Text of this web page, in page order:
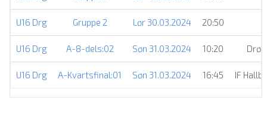
U16 Drg Gruppe 2 Lør 30.03.2024 20:50
U16 Drg A-8-dels:02 Søn 31.03.2024 10:20
U16 Drg A-Kvartsfinal:01 Søn 31.03.2024 16:45 IF